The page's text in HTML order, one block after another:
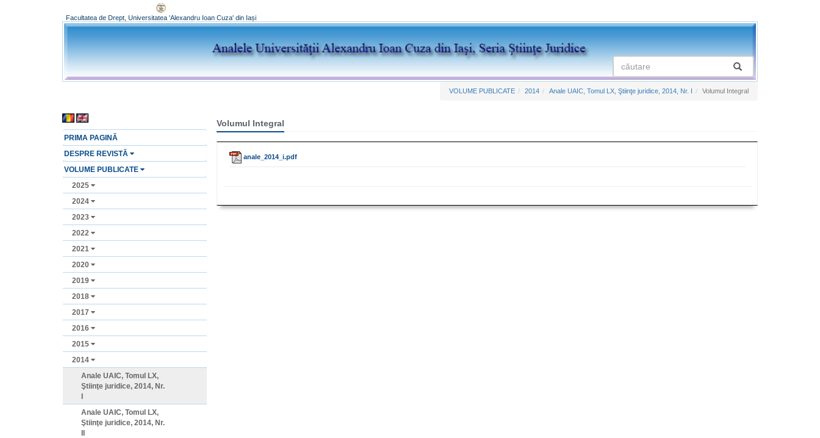
Facultatea de Drept, Universitatea 'Alexandru Ioan Cuza' din Iași
VOLUME PUBLICATE 2014 Anale UAIC, Tomul LX, Ştiinţe juridice, 2014, Nr. I Volumul Integral
PRIMA PAGINĂ
DESPRE REVISTĂ
VOLUME PUBLICATE
2025
2024
2023
2022
2021
2020
2019
2018
2017
2016
2015
2014
Anale UAIC, Tomul LX,
Ştiinţe juridice, 2014, Nr.
I
Anale UAIC, Tomul LX,
Ştiinţe juridice, 2014, Nr.
II
Volumul Integral
anale_2014_i.pdf